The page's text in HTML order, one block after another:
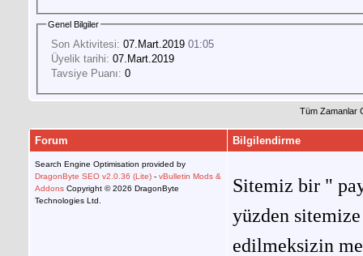
Genel Bilgiler
Son Aktivitesi: 07.Mart.2019 01:05
Üyelik tarihi: 07.Mart.2019
Tavsiye Puanı: 0
Tüm Zamanlar
Forum Bilgilendirme
Search Engine Optimisation provided by
DragonByte SEO v2.0.36 (Lite) - vBulletin Mods &
Addons Copyright © 2026 DragonByte
Technologies Ltd.
Sitemiz bir "
yüzden
edilmeksizin